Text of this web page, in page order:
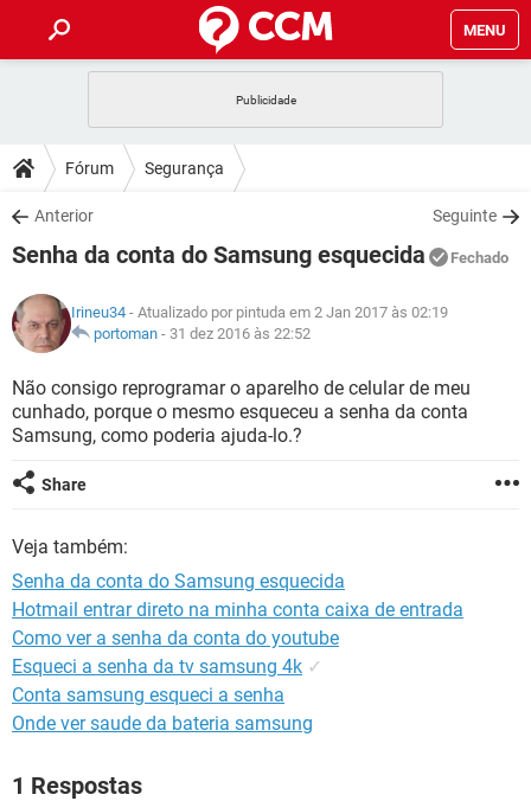
MENU
CELULAR
OUTLOOK
INSTAGRAM GMAIL
GUIA DE COMPRAS
DICAS
JOGOS
INSTAGRAM GMAIL
GUIA DE COMPRAS
DOWNLOADS
JOGOS WHATSAPP
CELULAR
OUTLOOK EXCEL
INSTAGRAM GMAIL
GUIA DE COMPRAS
JOGOS WHATSAPP
CELULAR
OUTLOOK EXCEL
INSTAGRAM GMAIL
GUIA DE COMPRAS
GLOSSÁRIO
JOGOS WHATSAPP
CELULAR FACEBOOK
INSTAGRAM
GUIA DE COMPRAS
Fórum Segurança
Anterior Seguinte
Senha da conta do Samsung esquecida Fechado
Irineu34 - Atualizado por pintuda em 2 Jan 2017 às 02:19
portoman - 31 dez 2016 às 22:52
Não consigo reprogramar o aparelho de celular de meu
cunhado, porque o mesmo esqueceu a senha da conta
Samsung, como poderia ajuda-lo.?
Share
Veja também:
Senha da conta do Samsung esquecida
Hotmail entrar direto na minha conta caixa de entrada
Como ver a senha da conta do youtube
Esqueci a senha da tv samsung 4k ✓
Conta samsung esqueci a senha
Onde ver saude da bateria samsung
1 Respostas